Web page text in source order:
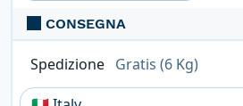
CONSEGNA
Spedizione Gratis (6 Kg)